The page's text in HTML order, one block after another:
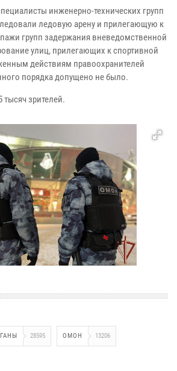
инженерно-технических групп
ледовую арену и прилегающую к
групп задержания вневедомственной
улиц, прилегающих к спортивной
действиям правоохранителей
порядка допущено не было.
тысяч зрителей.
28595 ОМОН 13206